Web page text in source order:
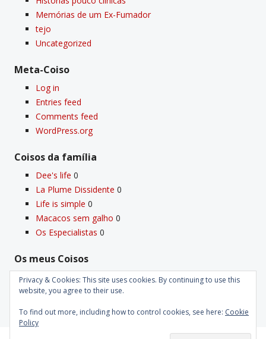
Memórias de um Ex-Fumador
tejo
Uncategorized
Meta-Coiso
Log in
Entries feed
Comments feed
WordPress.org
Coisos da famí­lia
Dee's life 0
La Plume Dissidente 0
Life is simple 0
Macacos sem galho 0
Os Especialistas 0
Os meus Coisos
Deus0
Velho Coiso0
Privacy & Cookies: This site uses cookies. By continuing to use this
website, you agree to their use.
To find out more, including how to control cookies, see here: Cookie
Policy